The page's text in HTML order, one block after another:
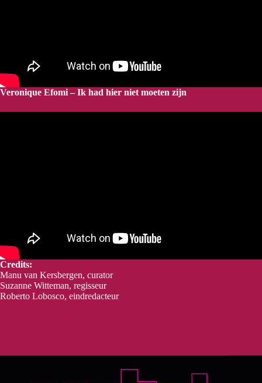
Veronique Efomi – Ik had hier niet moeten zijn
Credits:
Manu van Kersbergen, curator
Suzanne Witteman, regisseur
Roberto Lobosco, eindredacteur